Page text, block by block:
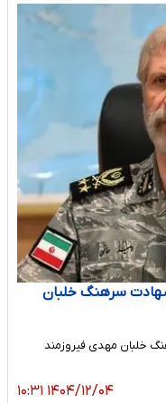
سرهنگ خلبان
خلبان مهدی فیروزمند
۱۴۰۴/۱۲/۰۴ ۱۰:۳۱